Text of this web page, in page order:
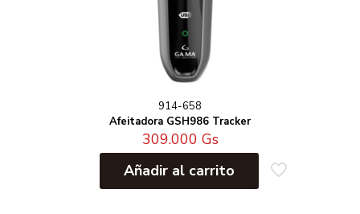
914-658
Afeitadora GSH986 Tracker
309.000 Gs
Añadir al carrito